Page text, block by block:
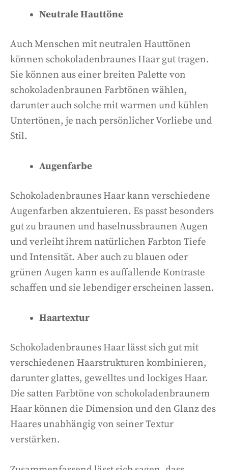
Neutrale Hauttöne
Auch Menschen mit neutralen Hauttönen
können schokoladenbraunes Haar gut tragen.
Sie können aus einer breiten Palette von
schokoladenbraunen Farbtönen wählen,
darunter auch solche mit warmen und kühlen
Untertönen, je nach persönlicher Vorliebe und
Stil.
Augenfarbe
Schokoladenbraunes Haar kann verschiedene
Augenfarben akzentuieren. Es passt besonders
gut zu braunen und haselnussbraunen Augen
und verleiht ihrem natürlichen Farbton Tiefe
und Intensität. Aber auch zu blauen oder
grünen Augen kann es auffallende Kontraste
schaffen und sie lebendiger erscheinen lassen.
Haartextur
Schokoladenbraunes Haar lässt sich gut mit
verschiedenen Haarstrukturen kombinieren,
darunter glattes, gewelltes und lockiges Haar.
Die satten Farbtöne von schokoladenbraunem
Haar können die Dimension und den Glanz des
Haares unabhängig von seiner Textur
verstärken.